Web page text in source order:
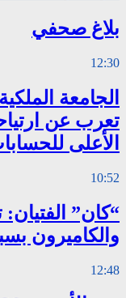
بلاغ صحفي
12:30
الجامعة
تعرب عن
الأعلى
10:52
“كان”
والكاميرون
12:48